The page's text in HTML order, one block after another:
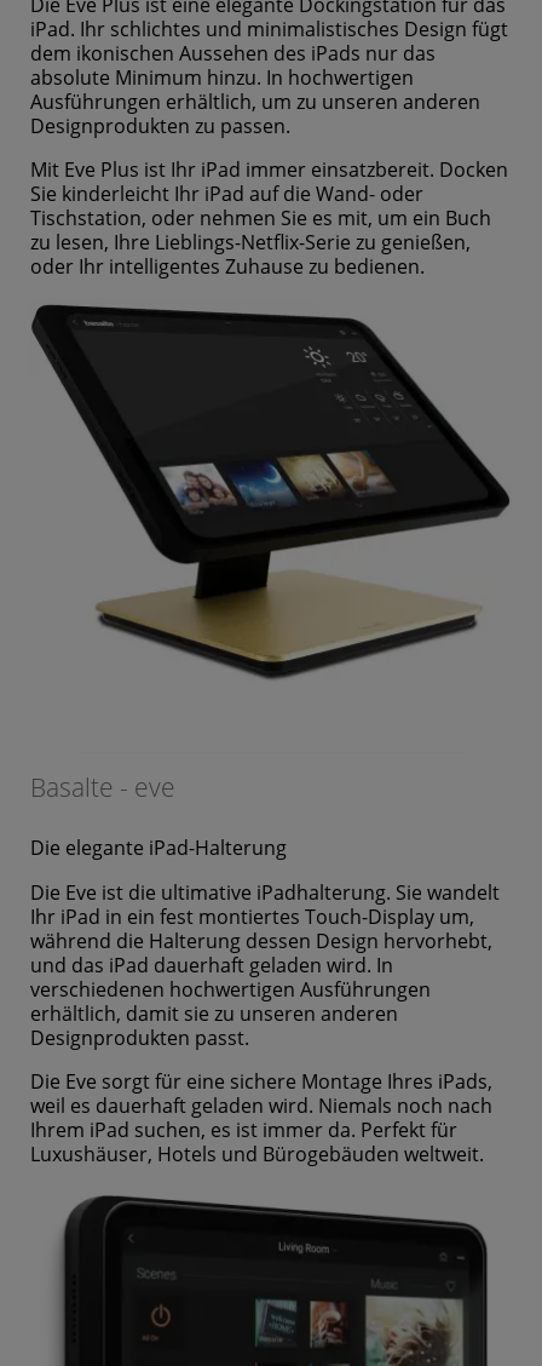
iPad. Ihr schlichtes und minimalistisches Design fügt
dem ikonischen Aussehen des iPads nur das
absolute Minimum hinzu. In hochwertigen
Ausführungen erhältlich, um zu unseren anderen
Designprodukten zu passen.
Mit Eve Plus ist Ihr iPad immer einsatzbereit. Docken
Sie kinderleicht Ihr iPad auf die Wand- oder
Tischstation, oder nehmen Sie es mit, um ein Buch
zu lesen, Ihre Lieblings-Netflix-Serie zu genießen,
oder Ihr intelligentes Zuhause zu bedienen.
Basalte - eve
Die elegante iPad-Halterung
Die Eve ist die ultimative iPadhalterung. Sie wandelt
Ihr iPad in ein fest montiertes Touch-Display um,
während die Halterung dessen Design hervorhebt,
und das iPad dauerhaft geladen wird. In
verschiedenen hochwertigen Ausführungen
erhältlich, damit sie zu unseren anderen
Designprodukten passt.
Die Eve sorgt für eine sichere Montage Ihres iPads,
weil es dauerhaft geladen wird. Niemals noch nach
Ihrem iPad suchen, es ist immer da. Perfekt für
Luxushäuser, Hotels und Bürogebäuden weltweit.